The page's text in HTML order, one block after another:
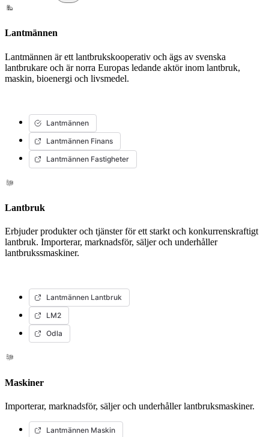
Lantmännen
Lantmännen är ett lantbrukskooperativ och ägs av svenska
lantbrukare och är norra Europas ledande aktör inom lantbruk,
maskin, bioenergi och livsmedel.
Lantmännen
Lantmännen Finans
Lantmännen Fastigheter
Lantbruk
Erbjuder produkter och tjänster för ett starkt och konkurrenskraftigt
lantbruk. Importerar, marknadsför, säljer och underhåller
lantbrukssmaskiner.
Lantmännen Lantbruk
LM2
Odla
Maskiner
Importerar, marknadsför, säljer och underhåller lantbruksmaskiner.
Lantmännen Maskin